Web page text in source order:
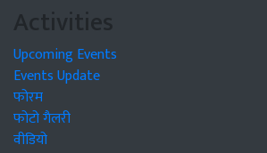
Activities
Upcoming Events
Events Update
फोरम
फोटो गैलरी
वीडियो